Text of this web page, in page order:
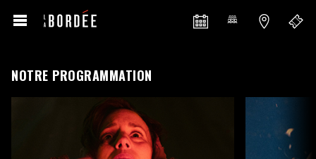
NOTRE PROGRAMMATION